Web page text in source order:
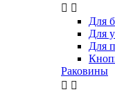
 
Для
Для
Для
Раковины
 